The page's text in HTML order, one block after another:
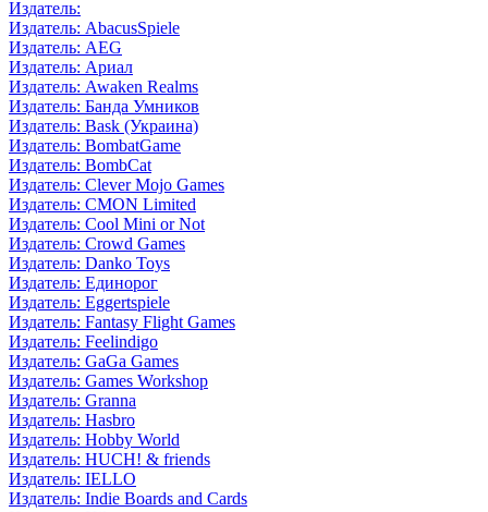
Издатель:
Издатель: AbacusSpiele
Издатель: AEG
Издатель: Ариал
Издатель: Awaken Realms
Издатель: Банда Умников
Издатель: Bask (Украина)
Издатель: BombatGame
Издатель: BombCat
Издатель: Clever Mojo Games
Издатель: CMON Limited
Издатель: Cool Mini or Not
Издатель: Crowd Games
Издатель: Danko Toys
Издатель: Единорог
Издатель: Eggertspiele
Издатель: Fantasy Flight Games
Издатель: Feelindigo
Издатель: GaGa Games
Издатель: Games Workshop
Издатель: Granna
Издатель: Hasbro
Издатель: Hobby World
Издатель: HUCH! & friends
Издатель: IELLO
Издатель: Indie Boards and Cards